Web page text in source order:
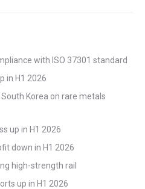
with ISO 37301 standard
in H1 2026
Korea on rare metals
up in H1 2026
down in H1 2026
high-strength rail
up in H1 2026